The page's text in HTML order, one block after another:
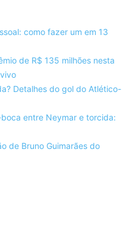
como fazer um em 13
de R$ 135 milhões nesta
Detalhes do gol do Atlético-
entre Neymar e torcida:
de Bruno Guimarães do